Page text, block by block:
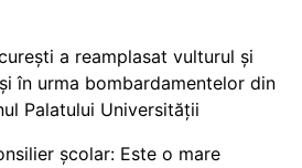
a reamplasat vulturul și
în urma bombardamentelor din
Palatului Universității
școlar: Este o mare